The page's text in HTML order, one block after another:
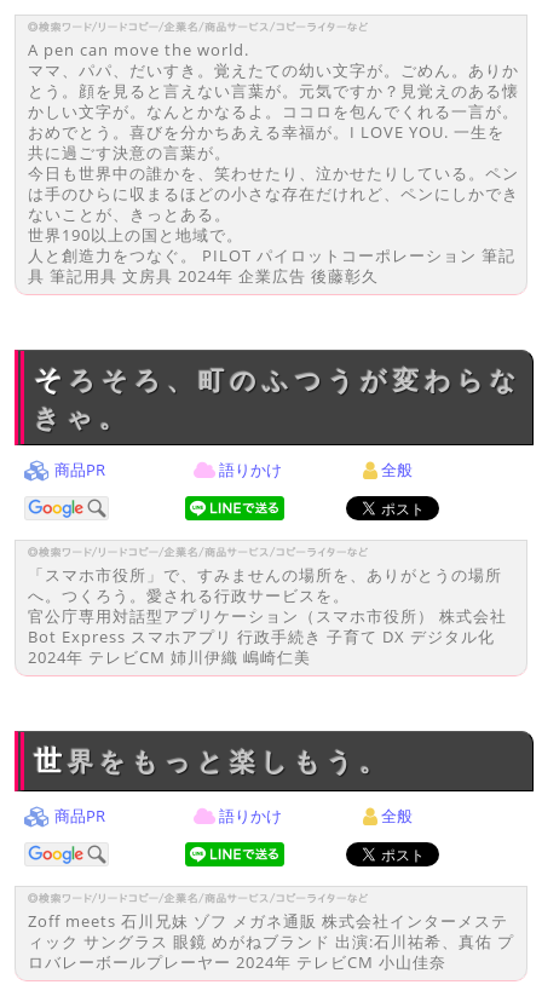
A pen can move the world.
ママ、パパ、だいすき。覚えたての幼い文字が。ごめん。ありか
とう。顔を見ると言えない言葉が。元気ですか？見覚えのある懐
かしい文字が。なんとかなるよ。ココロを包んでくれる一言が。
おめでとう。喜びを分かちあえる幸福が。I LOVE YOU. 一生を
共に過ごす決意の言葉が。
今日も世界中の誰かを、笑わせたり、泣かせたりしている。ペン
は手のひらに収まるほどの小さな存在だけれど、ペンにしかでき
ないことが、きっとある。
世界190以上の国と地域で。
人と創造力をつなぐ。 PILOT パイロットコーポレーション 筆記
具 筆記用具 文房具 2024年 企業広告 後藤彰久
そろそろ、町のふつうが変わらな
きゃ。
商品PR 語りかけ 全般
「スマホ市役所」で、すみませんの場所を、ありがとうの場所
へ。つくろう。愛される行政サービスを。
官公庁専用対話型アプリケーション（スマホ市役所） 株式会社
Bot Express スマホアプリ 行政手続き 子育て DX デジタル化
2024年 テレビCM 姉川伊織 嶋崎仁美
世界をもっと楽しもう。
商品PR 語りかけ 全般
Zoff meets 石川兄妹 ゾフ メガネ通販 株式会社インターメステ
ィック サングラス 眼鏡 めがねブランド 出演:石川祐希、真佑 プ
ロバレーボールプレーヤー 2024年 テレビCM 小山佳奈